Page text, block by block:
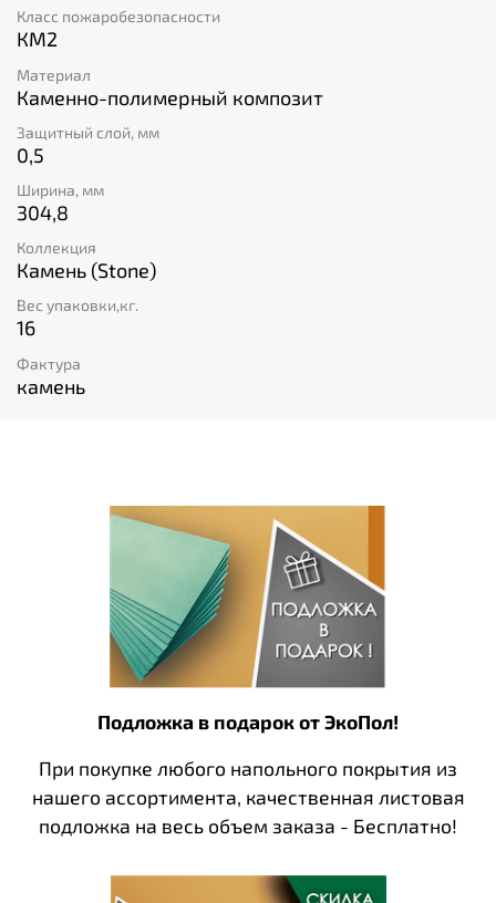
Класс пожаробезопасности
КМ2
Материал
Каменно-полимерный композит
Защитный слой, мм
0,5
Ширина, мм
304,8
Коллекция
Камень (Stone)
Вес упаковки,кг.
16
Фактура
камень
Подложка в подарок от ЭкоПол!
При покупке любого напольного покрытия из
нашего ассортимента, качественная листовая
подложка на весь объем заказа - Бесплатно!